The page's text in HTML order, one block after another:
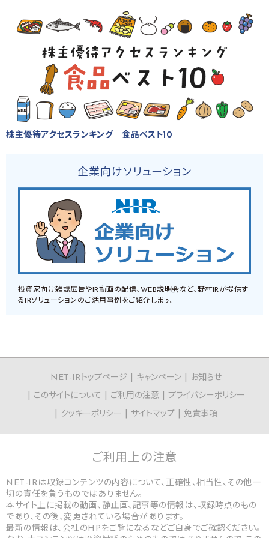
株主優待アクセスランキング 食品ベスト10
企業向けソリューション
投資家向け雑誌広告やIR動画の配信、WEB説明会など、野村IRが提供す
るIRソリューションのご活用事例をご紹介します。
NET-IRトップページ キャンペーン
お知らせ
このサイトについて
ご利用の注意
プライバシーポリシー
クッキーポリシー
サイトマップ 免責事項
ご利用上の注意
NET-IRは収録コンテンツの内容について、正確性、相当性、その他一
切の責任を負うものではありません。
本サイト上に掲載の動画、静止画、記事等の情報は、収録時点のもの
であり、その後、変更されている場合があります。
最新の情報は、会社のHPをご覧になるなどご自身でご確認ください。